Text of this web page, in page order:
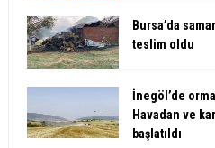
Bursa’da
teslim oldu
İnegöl’de
Havadan ve
başlatıldı